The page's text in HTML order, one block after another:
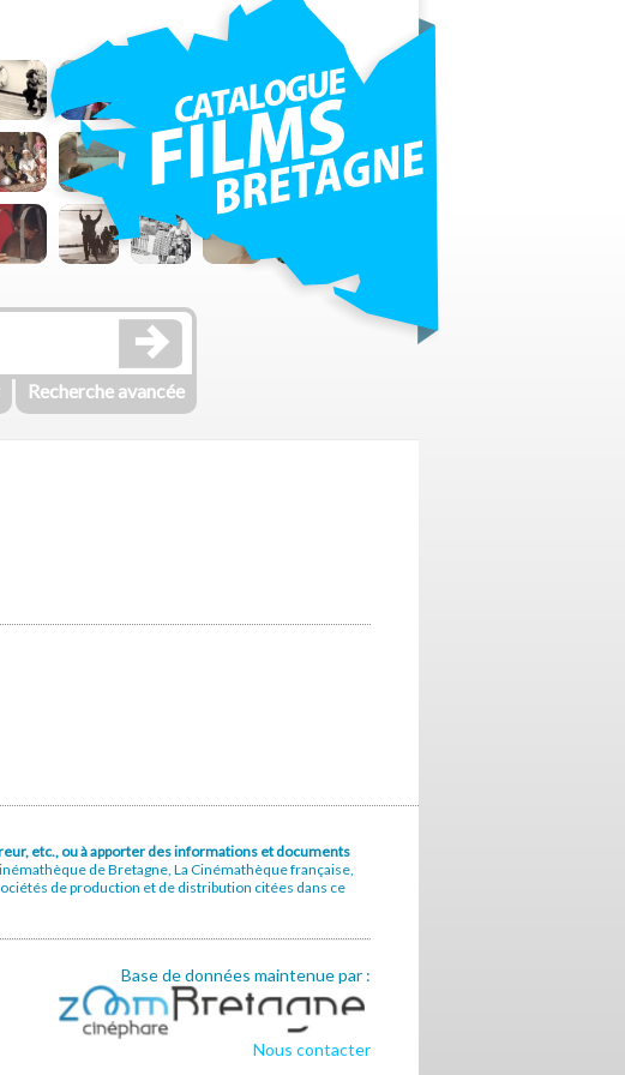
Recherche avancée
etc., ou à apporter des informations et documents
de Bretagne, La Cinémathèque française,
de production et de distribution citées dans ce
Base de données maintenue par :
Nous contacter